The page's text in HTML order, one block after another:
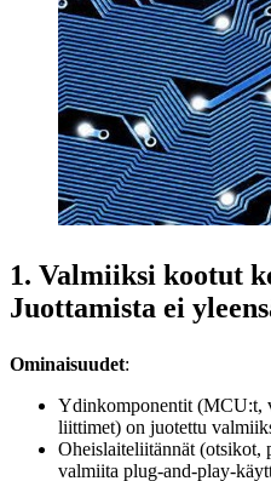
1. Valmiiksi kootut
Juottamista ei
Ominaisuudet:
Ydinkomponentit (MCU:t,
liittimet) on juotettu
Oheislaiteliitännät (otsikot,
valmiita plug-and-play-